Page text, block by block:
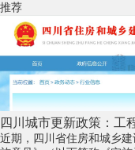
推荐
四川城市更新政策：工
近期，四川省住房和城乡